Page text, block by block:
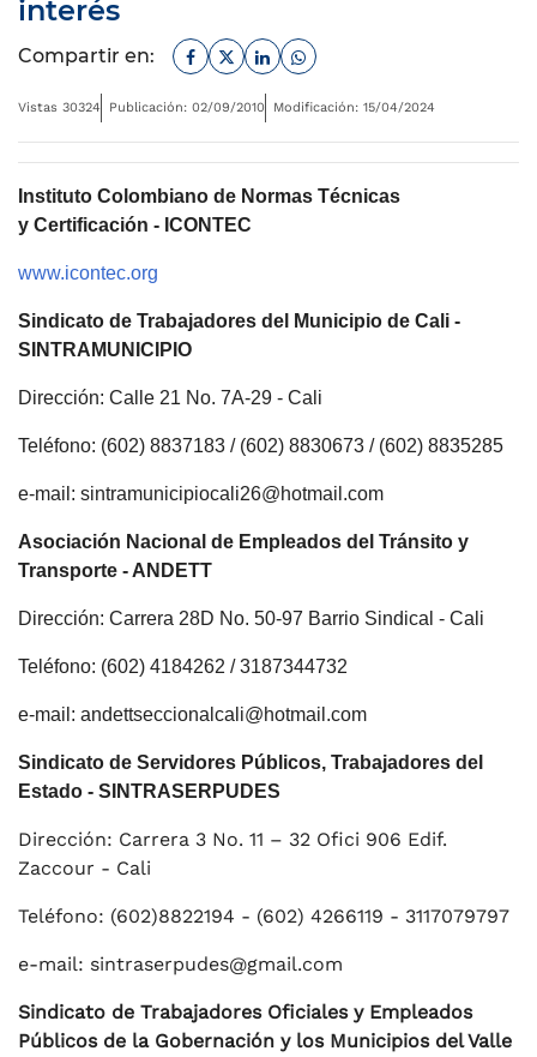
interés
Compartir en: Facebook
TwitterLinkedinWhatsapp
Vistas 30324 Publicación: 02/09/2010 Modificación: 15/04/2024
Instituto Colombiano de Normas Técnicas
y Certificación - ICONTEC
www.icontec.org
Sindicato de Trabajadores del Municipio de Cali -
SINTRAMUNICIPIO
Dirección: Calle 21 No. 7A-29 - Cali
Teléfono: (602) 8837183 / (602) 8830673 / (602) 8835285
e-mail: sintramunicipiocali26@hotmail.com
Asociación Nacional de Empleados del Tránsito y
Transporte - ANDETT
Dirección: Carrera 28D No. 50-97 Barrio Sindical - Cali
Teléfono: (602) 4184262 / 3187344732
e-mail: andettseccionalcali@hotmail.com
Sindicato de Servidores Públicos, Trabajadores del
Estado - SINTRASERPUDES
Dirección: Carrera 3 No. 11 – 32 Ofici 906 Edif.
Zaccour - Cali
Teléfono: (602)8822194 - (602) 4266119 - 3117079797
e-mail: sintraserpudes@gmail.com
Sindicato de Trabajadores Oficiales y Empleados
Públicos de la Gobernación y los Municipios del Valle